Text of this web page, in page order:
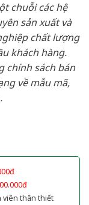
chuỗi các hệ
sản xuất và
chất lượng
khách hàng.
chính sách bán
về mẫu mã,
viên thân thiết